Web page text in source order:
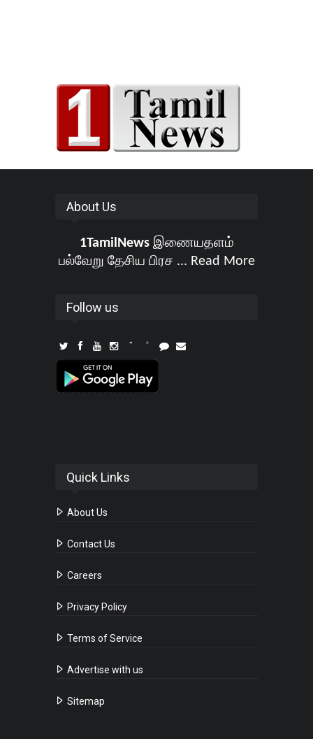
About Us
1TamilNewsஇணையதளம்
பல்வேறு தேசிய பிரச ... Read More
Follow us
Quick Links
About Us
Contact Us
Careers
Privacy Policy
Terms of Service
Advertise with us
Sitemap